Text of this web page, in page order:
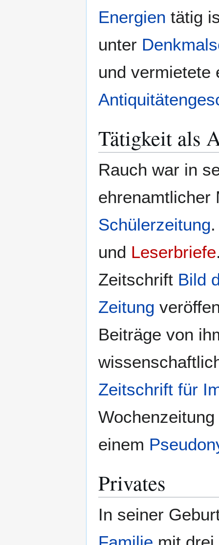
Energien tätig
unter
und vermietete
Tätigkeit als
Rauch war in
ehrenamtlicher
Schülerzeitung
und Leserbriefe
Zeitschrift Bild
Zeitung
Beiträge von
Zeitschrift für
Wochenzeitung
einem
Privates
In seiner